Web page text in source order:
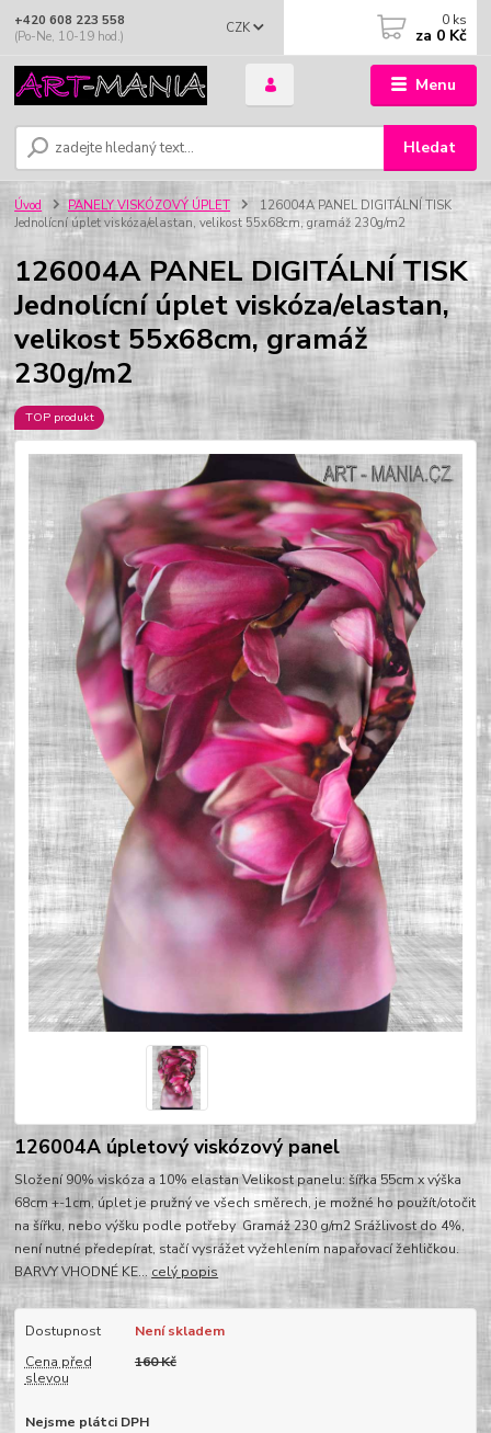
Menu
CZK
Hledat
+420 608 223 558
(Po-Ne, 10-19 hod.)
0 ks
za 0 Kč
Úvod PANELY VISKÓZOVÝ ÚPLET
126004A PANEL DIGITÁLNÍ TISK
Jednolícní úplet viskóza/elastan, velikost 55x68cm, gramáž 230g/m2
126004A PANEL DIGITÁLNÍ TISK
Jednolícní úplet viskóza/elastan,
velikost 55x68cm, gramáž
230g/m2
TOP produkt
126004A úpletový viskózový panel
Složení 90% viskóza a 10% elastan Velikost panelu: šířka 55cm x výška
68cm +-1cm, úplet je pružný ve všech směrech, je možné ho použít/otočit
na šířku, nebo výšku podle potřeby Gramáž 230 g/m2 Srážlivost do 4%,
není nutné předepírat, stačí vysrážet vyžehlením napařovací žehličkou.
BARVY VHODNÉ KE... celý popis
Dostupnost
Není skladem
Cena před
slevou
160 Kč
Nejsme plátci DPH